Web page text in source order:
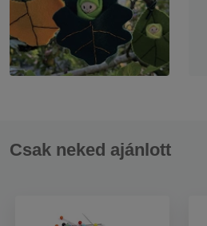
Csak neked ajánlott